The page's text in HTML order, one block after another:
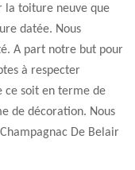
la toiture neuve que
datée. Nous
A part notre but pour
à respecter
ce soit en terme de
de décoration. Nous
De Belair